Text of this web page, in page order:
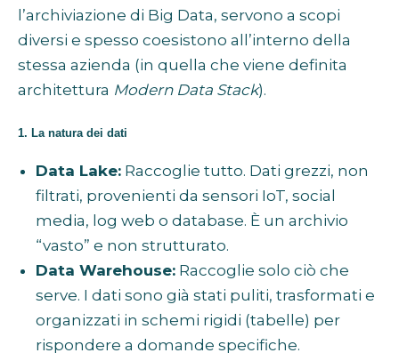
l’archiviazione di Big Data, servono a scopi
diversi e spesso coesistono all’interno della
stessa azienda (in quella che viene definita
architettura Modern Data Stack).
1. La natura dei dati
Data Lake: Raccoglie tutto. Dati grezzi, non
filtrati, provenienti da sensori IoT, social
media, log web o database. È un archivio
“vasto” e non strutturato.
Data Warehouse: Raccoglie solo ciò che
serve. I dati sono già stati puliti, trasformati e
organizzati in schemi rigidi (tabelle) per
rispondere a domande specifiche.